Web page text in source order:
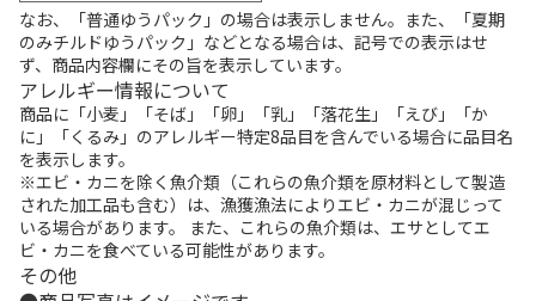
なお、「普通ゆうパック」の場合は表示しません。また、「夏期
のみチルドゆうパック」などとなる場合は、記号での表示はせ
ず、商品内容欄にその旨を表示しています。
アレルギー情報について
商品に「小麦」「そば」「卵」「乳」「落花生」「えび」「か
に」「くるみ」のアレルギー特定8品目を含んでいる場合に品目名
を表示します。
※エビ・カニを除く魚介類（これらの魚介類を原材料として製造
された加工品も含む）は、漁獲漁法によりエビ・カニが混じって
いる場合があります。 また、これらの魚介類は、エサとしてエ
ビ・カニを食べている可能性があります。
その他